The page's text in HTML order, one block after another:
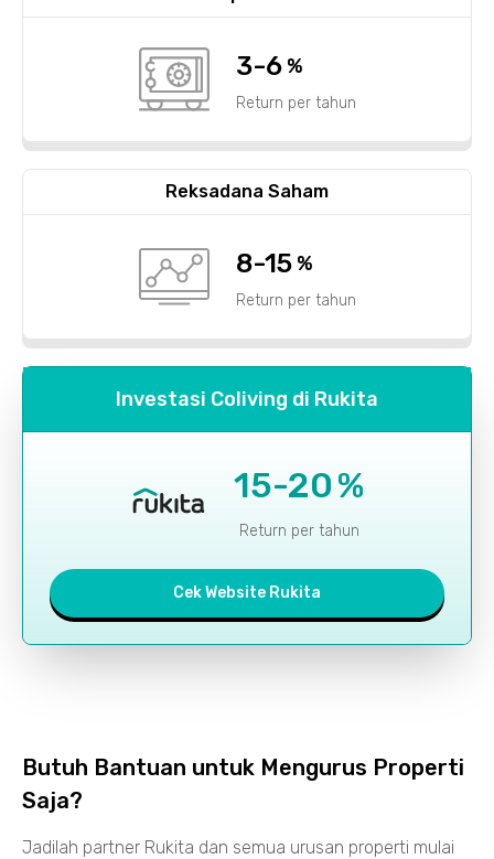
3-6 %
Return per tahun
Reksadana Saham
8-15 %
Return per tahun
Investasi Coliving di Rukita
15-20%
Return per tahun
Cek Website Rukita
Butuh Bantuan untuk Mengurus Properti
Saja?
Jadilah partner Rukita dan semua urusan properti mulai